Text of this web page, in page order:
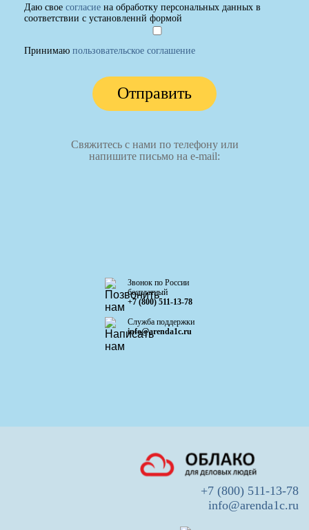
Свяжитесь с нами по телефону или
напишите письмо на e-mail:
Звонок по России
бесплатный
+7 (800) 511-13-78
Служба поддержки
info@arenda1c.ru
Даю свое согласие на обработку персональных данных в
соответствии с установленнй формой
Принимаю пользовательское соглашение
Отправить
+7 (800) 511-13-78
info@arenda1c.ru